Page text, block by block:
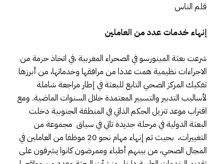
قلم الناس
إنهاء خدمات عدد من العاملين
شرعت بعثة المينورسو في الصحراء المغربية ،في اتخاذ حزمة من
الاجراءات نظيمية همت عددا من مرافقها وخدماتها، من أبرزها
تفكيك المركز الصحي التابع للبعثة في إطار مراجعة شاملة
لأساليب التدبير والتسيير المعتمدة خلال السنوات الماضية. ومع
اقتراب موعد تنزيل الحكم الذاتي في المنطقة الجنوبية دخلت
البعثة الدولية في مرحلة جديدة تاتي في سياق مجموعة من
التغييرات، بحيث تم إنهاء مهام نحو 20 موظفا من العاملين في
المجال الصحي، من بينهم أطباء وممرضون كانوا يشرفون على